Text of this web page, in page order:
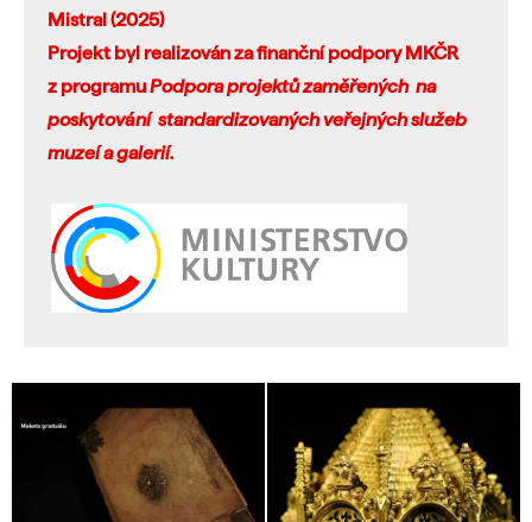
Mistral (2025)
Projekt byl realizován za finanční podpory MKČR
z programuPodpora projektů zaměřených na
poskytování standardizovaných veřejných služeb
muzeí a galerií.